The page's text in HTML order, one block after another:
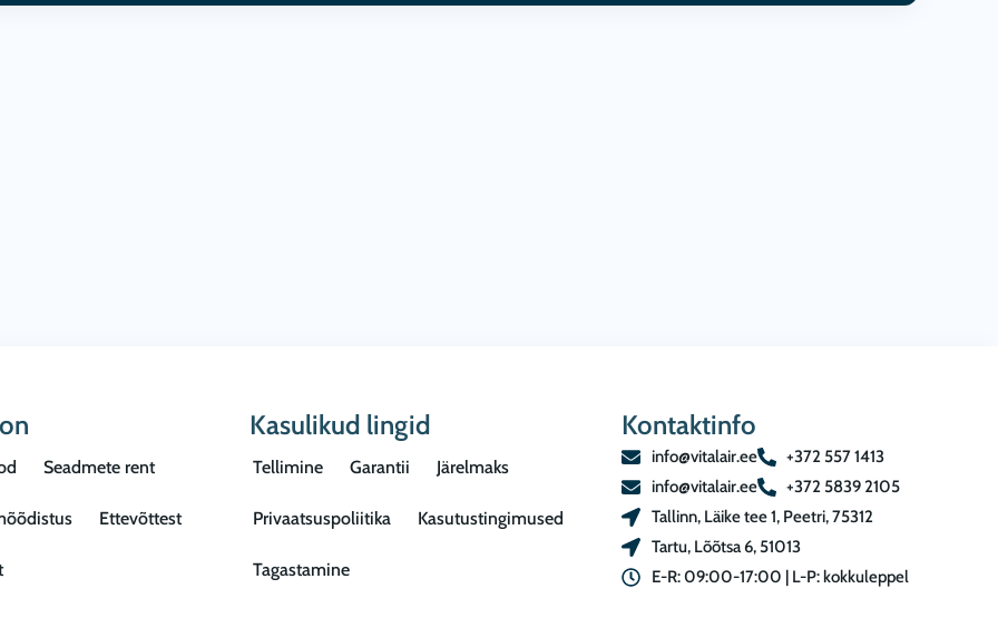
Seadmete rent
Ettevõttest
Kasulikud lingid
Tellimine Garantii Järelmaks
Privaatsuspoliitika Kasutustingimused
Tagastamine
Kontaktinfo
info@vitalair.ee
+372 557 1413
info@vitalair.ee
+372 5839 2105
Tallinn, Läike tee 1, Peetri, 75312
Tartu, Lõõtsa 6, 51013
E-R: 09:00-17:00 | L-P: kokkuleppel